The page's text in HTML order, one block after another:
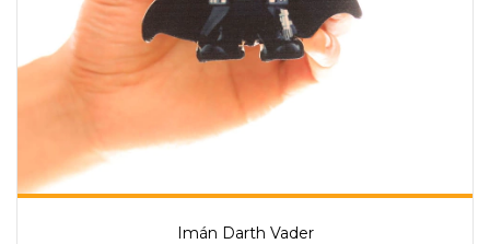
Imán Darth Vader